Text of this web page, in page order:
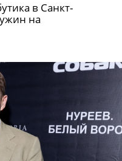
в Санкт-
на